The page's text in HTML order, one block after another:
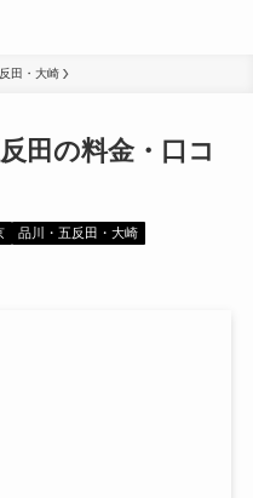
田・大崎
田の料金・口コ
品川・五反田・大崎